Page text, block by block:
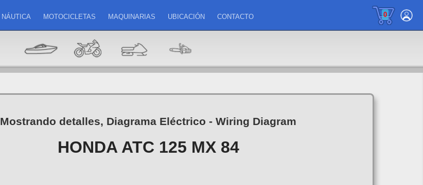
0
NÁUTICA MOTOCICLETAS MAQUINARIAS UBICACIÓN CONTACTO
Mostrando detalles, Diagrama Eléctrico - Wiring Diagram
HONDA ATC 125 MX 84